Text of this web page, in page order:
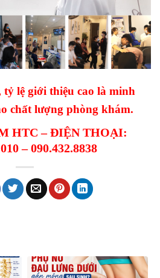
tỷ lệ giới thiệu cao là minh
chất lượng phòng khám.
HTC – ĐIỆN THOẠI:
– 090.432.8838